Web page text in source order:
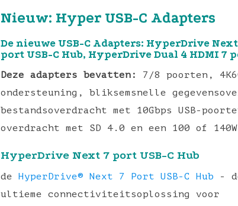
Nieuw: Hyper USB-C Adapters
De nieuwe USB-C Adapters: HyperDrive
port USB-C Hub, HyperDrive Dual 4 HDMI 7
Deze adapters bevatten:
7/8 poorten,
ondersteuning, bliksemsnelle
bestandsoverdracht met 10Gbps USB-
overdracht met SD 4.0 en een 100 of
HyperDrive Next 7 port USB-C Hub
de HyperDrive® Next 7 Port USB-C Hub -
ultieme connectiviteitsoplossing voor